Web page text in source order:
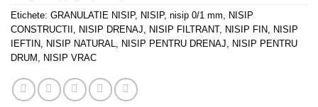
Etichete: GRANULATIE NISIP, NISIP, nisip 0/1 mm, NISIP
CONSTRUCTII , NISIP DRENAJ, NISIP FILTRANT, NISIP FIN, NISIP
IEFTIN, NISIP NATURAL, NISIP PENTRU DRENAJ, NISIP PENTRU
DRUM , NISIP VRAC